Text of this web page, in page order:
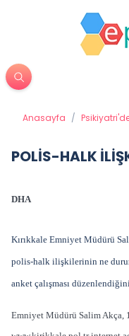
Anasayfa /
POLİS-HALK
DHA
Kırıkkale Emniyet Müdürü
polis-halk ilişkilerinin ne
anket çalışması
Emniyet Müdürü Salim Akça,